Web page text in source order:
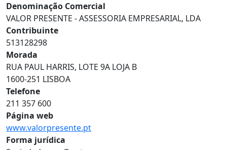
Denominação Comercial
VALOR PRESENTE - ASSESSORIA EMPRESARIAL, LDA
Contribuinte
513128298
Morada
RUA PAUL HARRIS, LOTE 9A LOJA B
1600-251 LISBOA
Telefone
211 357 600
Página web
www.valorpresente.pt
Forma jurídica